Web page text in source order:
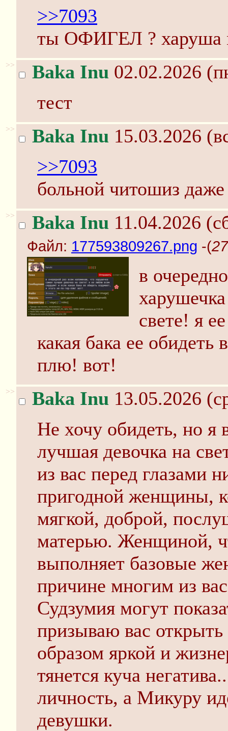
>>7093
ты ОФИГЕЛ ? харуша
>> Baka Inu 02.02.2026
тест
>> Baka Inu 15.03.2026
>>7093
больной читошиз
>> Baka Inu 11.04.2026
Файл: 177593809267.png -(
в
свете! я
какая бака ее обидеть
плю! вот!
>> Baka Inu 13.05.2026
Не хочу обидеть, но я
лучшая девочка на
из вас перед глазами
пригодной женщины,
мягкой, доброй,
матерью. Женщиной,
выполняет базовые
причине многим из
Судзумия могут
призываю вас открыть
образом яркой и
тянется куча
личность, а Микуру
девушки.